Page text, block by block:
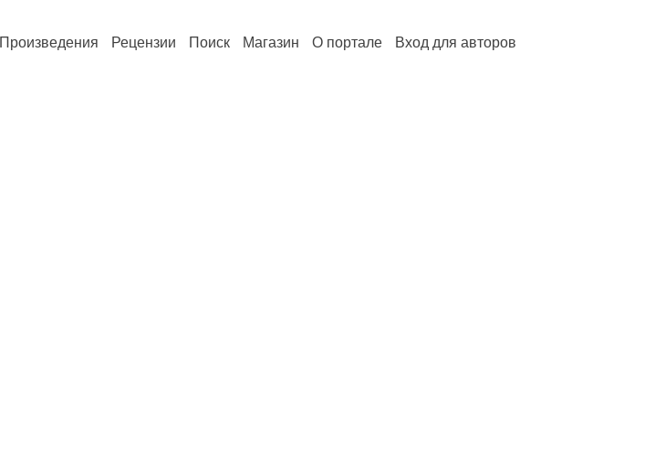
Произведения Рецензии Поиск Магазин О портале Вход для авторов